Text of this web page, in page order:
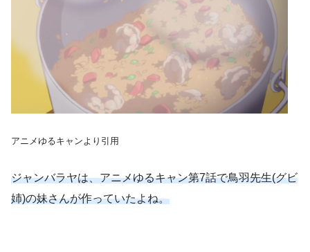
アニメゆるキャンより引用
ジャンバラヤは、アニメゆるキャン第7話で鳥羽先生(グビ
姉)の妹さんが作っていたよね。